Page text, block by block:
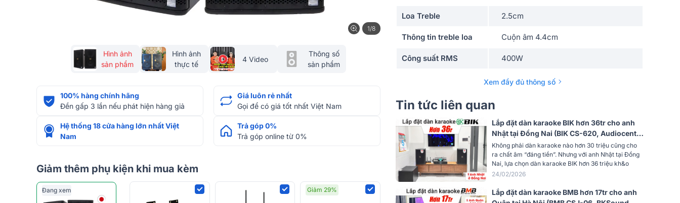
1/8
Hình ảnh
sản phẩm
Hình ảnh
thực tế
4 Video
Thông số
sản phẩm
100% hàng chính hãng
Đền gấp 3 lần nếu phát hiện hàng giả
Giá luôn rẻ nhất
Gọi để có giá tốt nhất Việt Nam
Hệ thống 18 cửa hàng lớn nhất Việt
Nam
Trả góp 0%
Trả góp online từ 0%
Giảm thêm phụ kiện khi mua kèm
Đang xem Giảm 29%
Loa Treble 2.5cm
Thông tin treble loa Cuộn âm 4.4cm
Công suất RMS 400W
1600W
Công suất Peak
Diện tích sử dụng 30m2- 40m2
Độ nhạy(SPL) 98 dB
Tần số đáp tuyến 50Hz - 20kHz
Cường độ phát âm
cực đại
133 dB
Xem đầy đủ thông số
Tin tức liên quan
Lắp đặt dàn karaoke BIK hơn 36tr cho anh
Nhật tại Đồng Nai (BIK CS-620, Audiocenter
CT1200, Bksound SW212, BMB KSP 50, BS-
790S)
Không phải dàn karaoke nào hơn 30 triệu cũng cho
ra chất âm “đáng tiền”. Nhưng với anh Nhật tại Đồng
Nai, lựa chọn dàn karaoke BIK hơn 36 triệu kh&o
24/02/2026
Lắp đặt dàn karaoke BMB hơn 17tr cho anh